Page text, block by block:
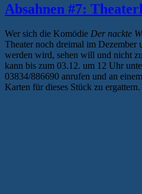
Absahnen #7:
Wer sich die Komödie Der nackte
Theater noch dreimal im Dezember
werden wird, sehen will und nicht
kann bis zum 03.12. um 12 Uhr
03834/886690 anrufen und an
Karten für dieses Stück zu ergattern.